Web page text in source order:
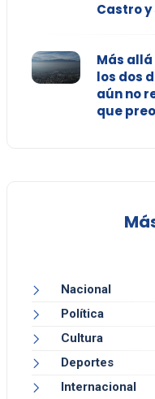
Castro
Más
los dos
aún no
que
Nacional
Política
Cultura
Deportes
Internacional